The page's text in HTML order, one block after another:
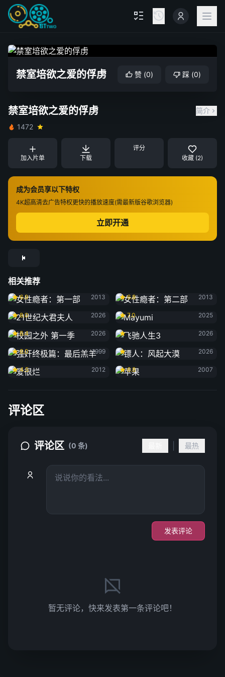
禁室培欲之爱的俘虏 赞 (0) 踩 (0)
禁室培欲之爱的俘虏
简介
1472
加入片单 下载
评分
收藏 (2)
成为会员享以下特权
4K超高清去广告特权更快的播放速度(需最新版谷歌浏览器)
立即开通
相关推荐
女性瘾者：第一部
6.9
2013
6.8
2013
21世纪大君夫人
8.0
2026
Mayumi
7.0
2025
校园之外 第一季
8.4
2026
飞驰人生3
2026
强奸终极篇：最后羔羊
8.0
1999
镖人：风起大漠
2026
爱很烂
4.5
2012
苹果
6.8
2007
评论区
评论区 (0 条) 最热
发表评论
暂无评论，快来发表第一条评论吧！